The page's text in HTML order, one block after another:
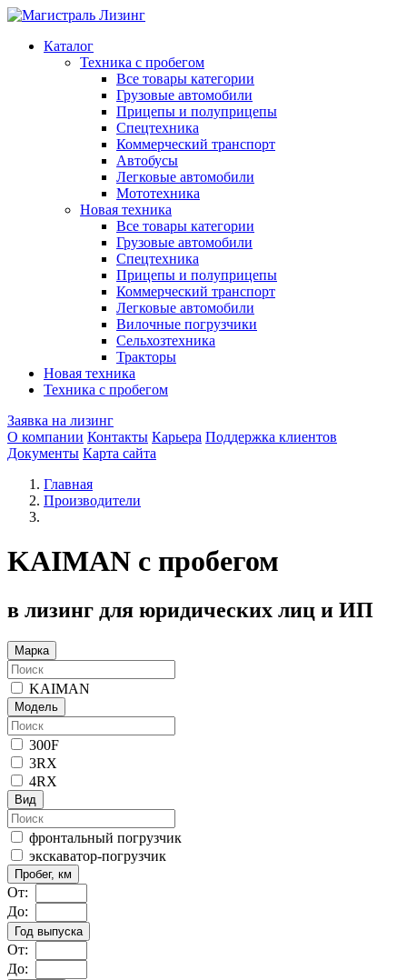
Каталог
Техника с пробегом
Все товары категории
Грузовые автомобили
Прицепы и полуприцепы
Спецтехника
Коммерческий транспорт
Автобусы
Легковые автомобили
Мототехника
Новая техника
Все товары категории
Грузовые автомобили
Спецтехника
Прицепы и полуприцепы
Коммерческий транспорт
Легковые автомобили
Вилочные погрузчики
Сельхозтехника
Тракторы
Новая техника
Техника с пробегом
Заявка на лизинг
О компании Контакты Карьера Поддержка клиентов
Документы Карта сайта
Главная
Производители
KAIMAN с пробегом
в лизинг для юридических лиц и ИП
Марка
KAIMAN
Модель
300F
3RX
4RX
Вид
фронтальный погрузчик
экскаватор-погрузчик
Пробег, км
От:
До:
Год выпуска
От:
До: